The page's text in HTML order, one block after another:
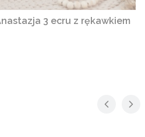
3 ecru z rękawkiem